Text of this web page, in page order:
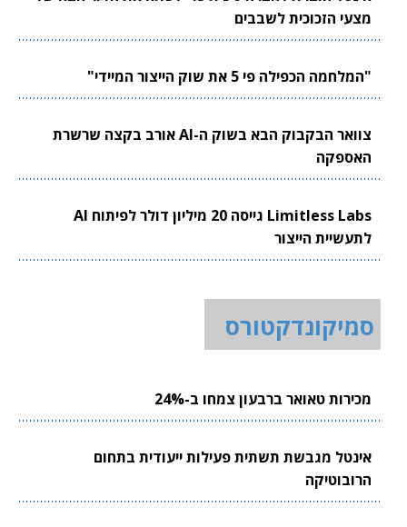
מצעי הזכוכית לשבבים
"המלחמה הכפילה פי 5 את שוק הייצור המיידי"
צוואר הבקבוק הבא בשוק ה-AI אורב בקצה שרשרת
האספקה
Limitless Labs גייסה 20 מיליון דולר לפיתוח AI
לתעשיית הייצור
סמיקונדקטורס
מכירות טאואר ברבעון צמחו ב-24%
אינטל מגבשת תשתית פעילות ייעודית בתחום
הרובוטיקה